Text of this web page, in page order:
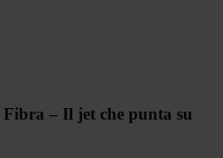
– Il jet che punta su